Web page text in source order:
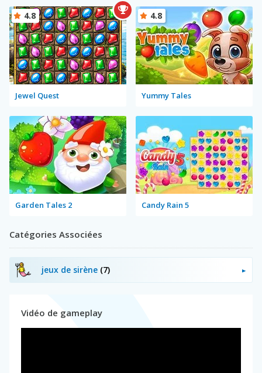
Jewel Quest
4.8
Yummy Tales
4.8
Garden Tales 2 Candy Rain 5
Catégories Associées
jeux de sirène (7)
Vidéo de gameplay